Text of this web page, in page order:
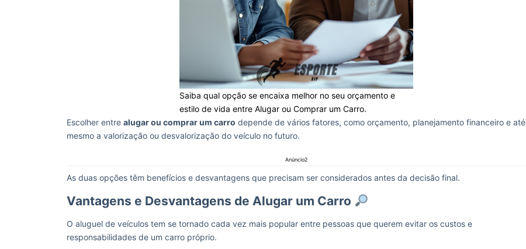
Saiba qual opção se encaixa melhor no seu orçamento e
estilo de vida entre Alugar ou Comprar um Carro.
Escolher entre alugar ou comprar um carro depende de vários fatores, como orçamento, planejamento financeiro e até
mesmo a valorização ou desvalorização do veículo no futuro.
Anúncio2
As duas opções têm benefícios e desvantagens que precisam ser considerados antes da decisão final.
Vantagens e Desvantagens de Alugar um Carro
O aluguel de veículos tem se tornado cada vez mais popular entre pessoas que querem evitar os custos e
responsabilidades de um carro próprio.